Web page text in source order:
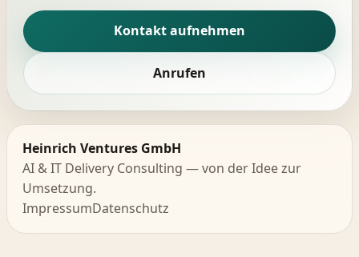
Kontakt aufnehmen
Anrufen
Heinrich Ventures GmbH
AI & IT Delivery Consulting — von der Idee zur
Umsetzung.
ImpressumDatenschutz